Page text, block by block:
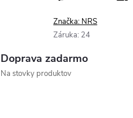
Značka: NRS
Záruka: 24
Doprava zadarmo
Na stovky produktov